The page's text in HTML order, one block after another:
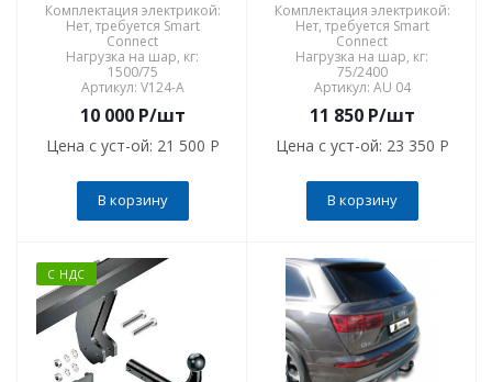
Комплектация электрикой:
Нет, требуется Smart
Connect
Нагрузка на шар, кг:
1500/75
Артикул: V124-A
10 000P/шт
Цена с уст-ой: 21 500 P
В корзину
Комплектация электрикой:
Нет, требуется Smart
Connect
Нагрузка на шар, кг:
75/2400
Артикул: AU 04
11 850P/шт
Цена с уст-ой: 23 350 P
В корзину
С НДС